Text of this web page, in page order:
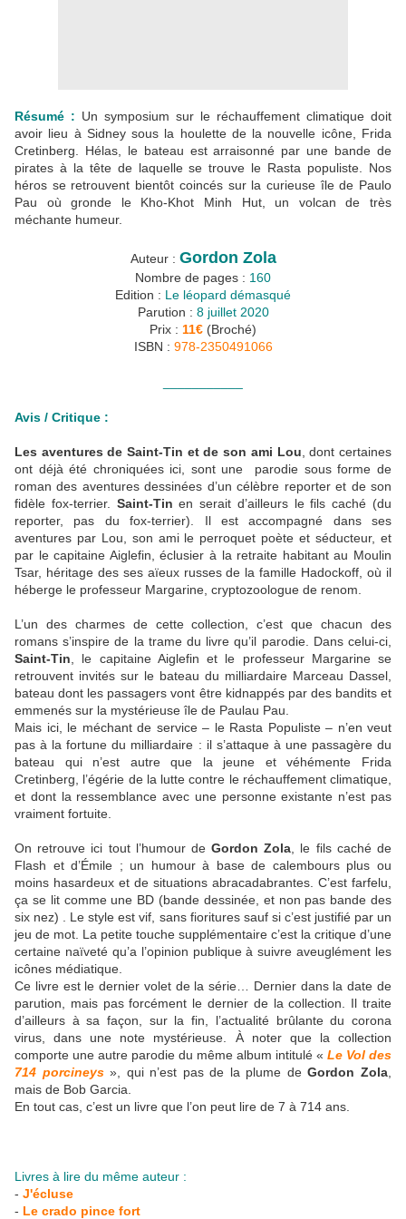
Résumé : Un symposium sur le réchauffement climatique doit
avoir lieu à Sidney sous la houlette de la nouvelle icône, Frida
Cretinberg. Hélas, le bateau est arraisonné par une bande de
pirates à la tête de laquelle se trouve le Rasta populiste. Nos
héros se retrouvent bientôt coincés sur la curieuse île de Paulo
Pau où gronde le Kho-Khot Minh Hut, un volcan de très
méchante humeur.
Auteur : Gordon Zola
Nombre de pages : 160
Edition : Le léopard démasqué
Parution : 8 juillet 2020
Prix : 11€ (Broché)
ISBN : 978-2350491066
Avis / Critique :
Les aventures de Saint-Tin et de son ami Lou , dont certaines
ont déjà été chroniquées ici, sont une parodie sous forme de
roman des aventures dessinées d’un célèbre reporter et de son
fidèle fox-terrier. Saint-Tin en serait d’ailleurs le fils caché (du
reporter, pas du fox-terrier). Il est accompagné dans ses
aventures par Lou, son ami le perroquet poète et séducteur, et
par le capitaine Aiglefin, éclusier à la retraite habitant au Moulin
Tsar, héritage des ses aïeux russes de la famille Hadockoff, où il
héberge le professeur Margarine, cryptozoologue de renom.
L’un des charmes de cette collection, c’est que chacun des
romans s’inspire de la trame du livre qu’il parodie. Dans celui-ci,
Saint-Tin , le capitaine Aiglefin et le professeur Margarine se
retrouvent invités sur le bateau du milliardaire Marceau Dassel,
bateau dont les passagers vont être kidnappés par des bandits et
emmenés sur la mystérieuse île de Paulau Pau.
Mais ici, le méchant de service – le Rasta Populiste – n’en veut
pas à la fortune du milliardaire : il s’attaque à une passagère du
bateau qui n’est autre que la jeune et véhémente Frida
Cretinberg, l’égérie de la lutte contre le réchauffement climatique,
et dont la ressemblance avec une personne existante n’est pas
vraiment fortuite.
On retrouve ici tout l’humour deGordon Zola , le fils caché de
Flash et d’Émile ; un humour à base de calembours plus ou
moins hasardeux et de situations abracadabrantes. C’est farfelu,
ça se lit comme une BD (bande dessinée, et non pas bande des
six nez) . Le style est vif, sans fioritures sauf si c’est justifié par un
jeu de mot. La petite touche supplémentaire c’est la critique d’une
certaine naïveté qu’a l’opinion publique à suivre aveuglément les
icônes médiatique.
Ce livre est le dernier volet de la série… Dernier dans la date de
parution, mais pas forcément le dernier de la collection. Il traite
d’ailleurs à sa façon, sur la fin, l’actualité brûlante du corona
virus, dans une note mystérieuse. À noter que la collection
comporte une autre parodie du même album intitulé « Le Vol des
714 porcineys », qui n’est pas de la plume deGordon Zola
mais de Bob Garcia.
En tout cas, c’est un livre que l’on peut lire de 7 à 714 ans.
Livres à lire du même auteur :
- J'écluse
- Le crado pince fort